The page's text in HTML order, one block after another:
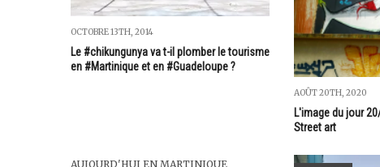
OCTOBRE 13TH, 2014
Le #chikungunya va t-il plomber le tourisme
en #Martinique et en #Guadeloupe ?
AOÛT 20TH, 2020
L'image du jour
Street art
AUJOURD'HUI EN MARTINIQUE